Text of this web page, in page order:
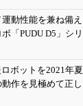
動性能を兼ね備え
「PUDU D5」シリ
ボットを2021年夏
作を見極めて正し